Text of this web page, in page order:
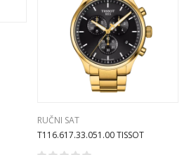
RUČNI SAT
T116.617.33.051.00 TISSOT
SEASTAR CHRONO XL RUČNI SAT